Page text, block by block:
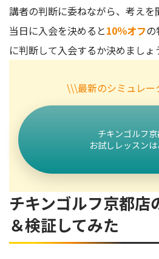
講者の判断に委ねながら、考えを
当日に入会を決めると10％オフ
に判断して入会するか決めましょ
\\\最新のシミュレ
チキンゴルフ
お試しレッスン
チキンゴルフ京都店
＆検証してみた